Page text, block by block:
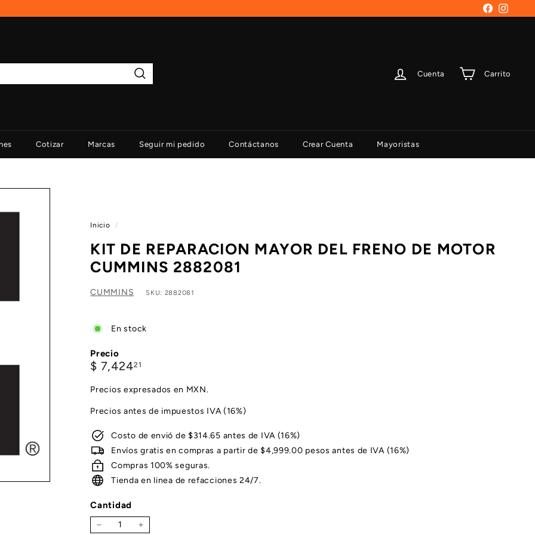
Facebook
Buscar
Cuenta Carrito
Cotizar Marcas Seguir mi pedido Contáctanos Crear Cuenta Mayoristas
Inicio /
KIT DE REPARACION MAYOR DEL FRENO DE MOTOR
CUMMINS 2882081
CUMMINS SKU: 2882081
En stock
Precio
Precio
$ 7,42421
Precios expresados en MXN.
Precios antes de impuestos IVA (16%)
Costo de envió de $314.65 antes de IVA (16%)
Envíos gratis en compras a partir de $4,999.00 pesos antes de IVA (16%)
Compras 100% seguras.
Tienda en linea de refacciones 24/7.
Cantidad
− +